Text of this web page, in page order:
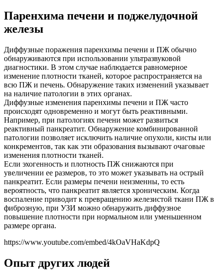
Паренхима печени и поджелудочной
железы
Диффузные поражения паренхимы печени и ПЖ обычно
обнаруживаются при использовании ультразвуковой
диагностики. В этом случае наблюдается равномерное
изменение плотности тканей, которое распространяется на
всю ПЖ и печень. Обнаружение таких изменений указывает
на наличие патологии в этих органах.
Диффузные изменения паренхимы печени и ПЖ часто
происходят одновременно и могут быть реактивными.
Например, при патологиях печени может развиться
реактивный панкреатит. Обнаружение комбинированной
патологии позволяет исключить наличие опухоли, кисты или
конкрементов, так как эти образования вызывают очаговые
изменения плотности тканей.
Если эхогенность и плотность ПЖ снижаются при
увеличении ее размеров, то это может указывать на острый
панкреатит. Если размеры печени неизменны, то есть
вероятность, что панкреатит является хроническим. Когда
воспаление приводит к превращению железистой ткани ПЖ в
фиброзную, при УЗИ можно обнаружить диффузное
повышение плотности при нормальном или уменьшенном
размере органа.
https://www.youtube.com/embed/4kOaVHaKdpQ
Опыт других людей